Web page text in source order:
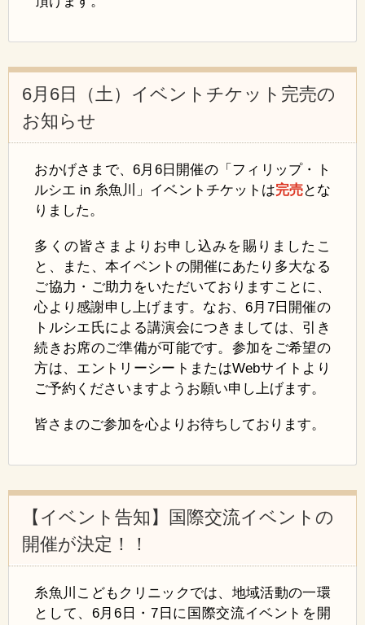
6月6日（土）イベントチケット完売の
お知らせ
おかげさまで、6月6日開催の「フィリップ・ト
ルシエ in 糸魚川」イベントチケットは完売とな
りました。
多くの皆さまよりお申し込みを賜りましたこ
と、また、本イベントの開催にあたり多大なる
ご協力・ご助力をいただいておりますことに、
心より感謝申し上げます。 なお、6月7日開催の
トルシエ氏による講演会につきましては、引き
続きお席のご準備が可能です。 参加をご希望の
方は、エントリーシートまたはWebサイトより
ご予約くださいますようお願い申し上げます。
皆さまのご参加を心よりお待ちしております。
【イベント告知】国際交流イベントの
開催が決定！！
糸魚川こどもクリニックでは、地域活動の一環
として、6月6日・7日に国際交流イベントを開